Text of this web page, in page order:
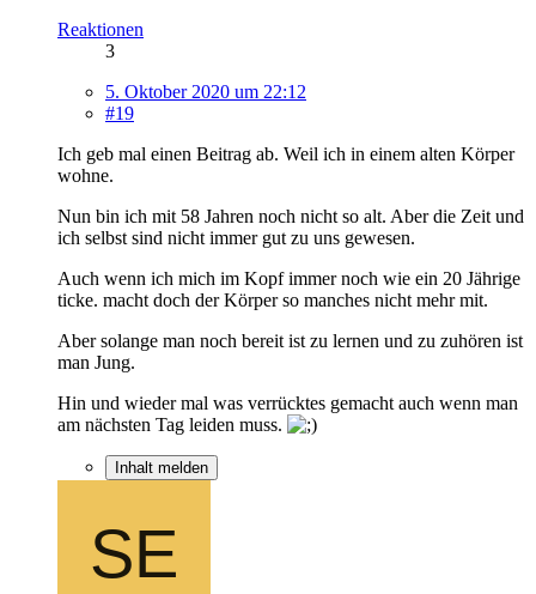
Reaktionen
3
5. Oktober 2020 um 22:12
#19
Ich geb mal einen Beitrag ab. Weil ich in einem alten Körper
wohne.
Nun bin ich mit 58 Jahren noch nicht so alt. Aber die Zeit und
ich selbst sind nicht immer gut zu uns gewesen.
Auch wenn ich mich im Kopf immer noch wie ein 20 Jährige
ticke. macht doch der Körper so manches nicht mehr mit.
Aber solange man noch bereit ist zu lernen und zu zuhören ist
man Jung.
Hin und wieder mal was verrücktes gemacht auch wenn man
am nächsten Tag leiden muss.
Inhalt melden